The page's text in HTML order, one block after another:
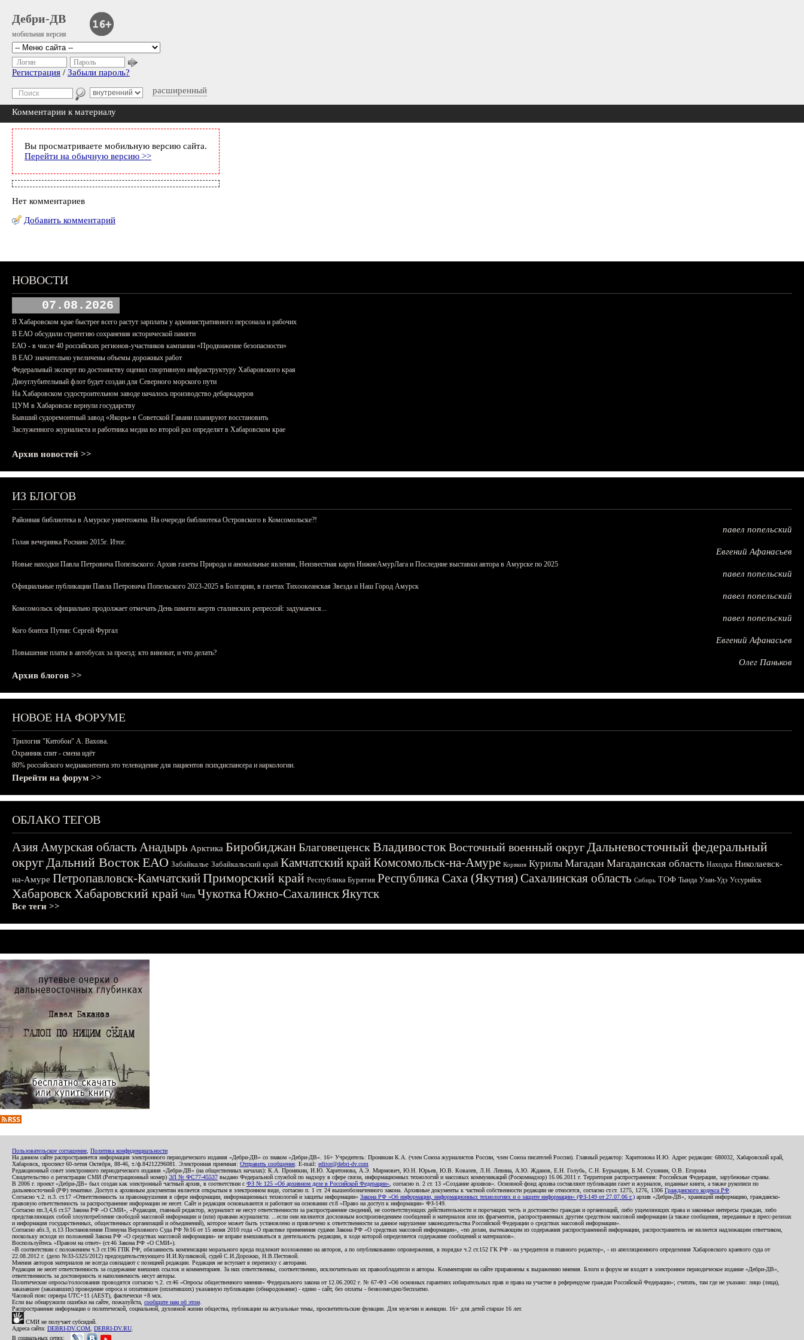
Дебри-ДВ
мобильная версия
расширенный
Логин Пароль
Регистрация / Забыли пароль?
Комментарии к материалу
Вы просматриваете мобильную версию сайта.
Перейти на обычную версию >>
Нет комментариев
Добавить комментарий
НОВОСТИ
07.08.2026
В Хабаровском крае быстрее всего растут зарплаты у административного персонала и рабочих
В ЕАО обсудили стратегию сохранения исторической памяти
ЕАО - в числе 40 российских регионов-участников кампании «Продвижение безопасности»
В ЕАО значительно увеличены объемы дорожных работ
Федеральный эксперт по достоинству оценил спортивную инфраструктуру Хабаровского края
Дноуглубительный флот будет создан для Северного морского пути
На Хабаровском судостроительном заводе началось производство дебаркадеров
ЦУМ в Хабаровске вернули государству
Бывший судоремонтный завод «Якорь» в Советской Гавани планируют восстановить
Заслуженного журналиста и работника медиа во второй раз определят в Хабаровском крае
Архив новостей >>
ИЗ БЛОГОВ
Районная библиотека в Амурске уничтожена. На очереди библиотека Островского в Комсомольске?!
павел попельский
Голая вечеринка Роснано 2015г. Итог.
Евгений Афанасьев
Новые находки Павла Петровича Попельского: Архив газеты Природа и аномальные явления, Неизвестная карта НижнеАмурЛага и Последние выставки автора в Амурске по 2025
павел попельский
Официальные публикации Павла Петровича Попельского 2023-2025 в Болгарии, в газетах Тихоокеанская Звезда и Наш Город Амурск
павел попельский
Комсомольск официально продолжает отмечать День памяти жертв сталинских репрессий: задумаемся...
павел попельский
Кого боится Путин: Сергей Фургал
Евгений Афанасьев
Повышение платы в автобусах за проезд: кто виноват, и что делать?
Олег Паньков
Архив блогов >>
НОВОЕ НА ФОРУМЕ
Трилогия "Китобои" А. Вахова.
Охранник спит - смена идёт
80% российского медиаконтента это телевидение для пациентов психдиспансера и наркологии.
Перейти на форум >>
ОБЛАКО ТЕГОВ
АзияАмурская область Анадырь Арктика БиробиджанБлаговещенскВладивостокВосточный военный округДальневосточный федеральный
округДальний ВостокЕАО Забайкалье Забайкальский край Камчатский крайКомсомольск-на-Амуре Корякия Курилы Магадан Магаданская область Находка Николаевск-
на-Амуре Петропавловск-КамчатскийПриморский край Республика Бурятия Республика Саха (Якутия) Сахалинская область Сибирь ТОФ Тында Улан-Удэ Уссурийск
ХабаровскХабаровский край Чита ЧукоткаЮжно-СахалинскЯкутск
Все теги >>
Пользовательское соглашение Политика конфиденциальности
На данном сайте распространяется информация электронного периодического издания «Дебри-ДВ» со знаком «Дебри-ДВ». 16+ Учредитель: Пронякин К.А. (член Союза журналистов России, член Союза писателей России). Главный редактор: Харитонова И.Ю. Адрес редакции: 680032, Хабаровский край,
Хабаровск, проспект 60-летия Октября, 88-46, т./ф.84212296081. Электронная приемная: Отправить сообщение . E-mail: editor@debri-dv.com
Редакционный совет электронного периодического издания «Дебри-ДВ» (на общественных началах): К.А. Пронякин, И.Ю. Харитонова, А.Э. Мирмович, Ю.Н. Юрьев, Ю.В. Ковалев, Л.Н. Левина, А.Ю. Жданов, Е.Н. Голубь, С.Н. Бурындин, Б.М. Сухинин, О.В. Егорова
Свидетельство о регистрации СМИ (Регистрационный номер) ЭЛ № ФС77-45537 выдано Федеральной службой по надзору в сфере связи, информационных технологий и массовых коммуникаций (Роскомнадзор) 16.06.2011 г. Территория распространения: Российская Федерация, зарубежные страны.
В 2006 г. проект «Дебри-ДВ» был создан как электронный частный архив, в соответствии с ФЗ № 125 «Об архивном деле в Российской Федерации» , согласно п. 2 ст. 13 «Создание архивов». Основной фонд архива составляют публикации газет и журналов, изданные книги, а также рукописи по
дальневосточной (РФ) тематике. Доступ к архивным документам является открытым в электронном виде, согласно п. 1 ст. 24 вышеобозначенного закона. Архивные документы к частной собственности редакции не относятся, согласно ст.ст. 1275, 1276, 1306 Гражданского кодекса РФ
Согласно ч.2. п.3. ст.17 «Ответственность за правонарушения в сфере информации, информационных технологий и защиты информации» Закона РФ «Об информации, информационных технологиях и о защите информации» (ФЗ-149 от 27.07.06 г.) архив «Дебри-ДВ», хранящий информацию, гражданско-
правовую ответственность за распространение информации не несет. Сайт и редакция основываются и работают на основании ст.8 «Право на доступ к информации» ФЗ-149.
Согласно пп.3,4,6 ст.57 Закона РФ «О СМИ», «Редакция, главный редактор, журналист не несут ответственности за распространение сведений, не соответствующих действительности и порочащих честь и достоинство граждан и организаций, либо ущемляющих права и законные интересы граждан, либо
представляющих собой злоупотребление свободой массовой информации и (или) правами журналиста: ...если они являются дословным воспроизведением сообщений и материалов или их фрагментов, распространенных другим средством массовой информации (а также сообщения, переданные в пресс-релизах
и информация государственных, общественных организаций и объединений), которое может быть установлено и привлечено к ответственности за данное нарушение законодательства Российской Федерации о средствах массовой информации».
Согласно абз.3, п.13 Постановления Пленума Верховного Суда РФ №16 от 15 июня 2010 года «О практике применения судами Закона РФ «О средствах массовой информации», «по делам, вытекающим из содержания распространенной информации, распространитель не является надлежащим ответчиком,
поскольку исходя из положений Закона РФ «О средствах массовой информации» не вправе вмешиваться в деятельность редакции, в ходе которой определяется содержание сообщений и материалов».
Воспользуйтесь «Правом на ответ» (ст.46 Закона РФ «О СМИ»).
«В соответствии с положением ч.3 ст.196 ГПК РФ, обязанность компенсации морального вреда подлежит возложению на авторов, а по опубликованию опровержения, в порядке ч.2 ст.152 ГК РФ - на учредителя и главного редактор», - из апелляционного определения Хабаровского краевого суда от
22.08.2012 г. (дело №33-5325/2012) председательствующего И.И.Куликовой, судей С.И.Дорожко, Н.В.Пестовой.
Мнения авторов материалов не всегда совпадают с позицией редакции. Редакция не вступает в переписку с авторами.
Редакция не несет ответственность за содержание внешних ссылок и комментариев. За них ответственны, соответственно, исключительно их правообладатели и авторы. Комментарии на сайте приравнены к выражению мнения. Блоги и форум не входят в электронное периодическое издание «Дебри-ДВ»,
ответственность за достоверность и наполняемость несут авторы.
Политические опросы/голосования проводятся согласно ч.2. ст.46 «Опросы общественного мнения» Федерального закона от 12.06.2002 г. № 67-ФЗ «Об основных гарантиях избирательных прав и права на участие в референдуме граждан Российской Федерации»; считать, там где не указано: лицо (лица),
заказавшее (заказавших) проведение опроса и оплатившее (оплативших) указанную публикацию (обнародование) - едино - сайт, без оплаты - безвозмездно/бесплатно.
Часовой пояс сервера UTC+11 (AEST), фактически +8 мск.
Если вы обнаружили ошибки на сайте, пожалуйста, сообщите нам об этом
Распространение информации о политической, социальной, духовной жизни общества, публикации на актуальные темы, просветительские функции. Для мужчин и женщин. 16+ для детей старше 16 лет.
СМИ не получает субсидий.
Адреса сайта: DEBRI-DV.COM DEBRI-DV.RU
В социальных сетях: